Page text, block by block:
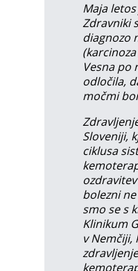
Maja
Zdravniki
diagnozo
Vesna po
odločila,
močmi
Sloveniji,
ciklusa
bolezni
smo se s
Klinikum
v Nemčiji,